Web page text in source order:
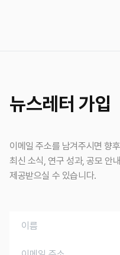
뉴스레터 가입
이메일 주소를 남겨주시면 향
최신 소식, 연구 성과, 공모 안
제공받으실 수 있습니다.